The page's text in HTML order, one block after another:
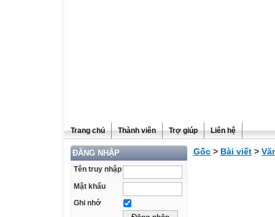
Trang chủ Thành viên Trợ giúp Liên hệ
ĐĂNG NHẬP
Tên truy nhập
Mật khẩu
Ghi nhớ
Gốc > Bài viết >